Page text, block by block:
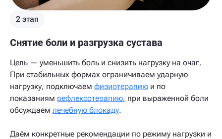
2 этап
Снятие боли и разгрузка сустава
Цель — уменьшить боль и снизить нагрузку на очаг.
При стабильных формах ограничиваем ударную
нагрузку, подключаем физиотерапию и по
показаниям рефлексотерапию, при выраженной боли
обсуждаем лечебную блокаду.
Даём конкретные рекомендации по режиму нагрузки и